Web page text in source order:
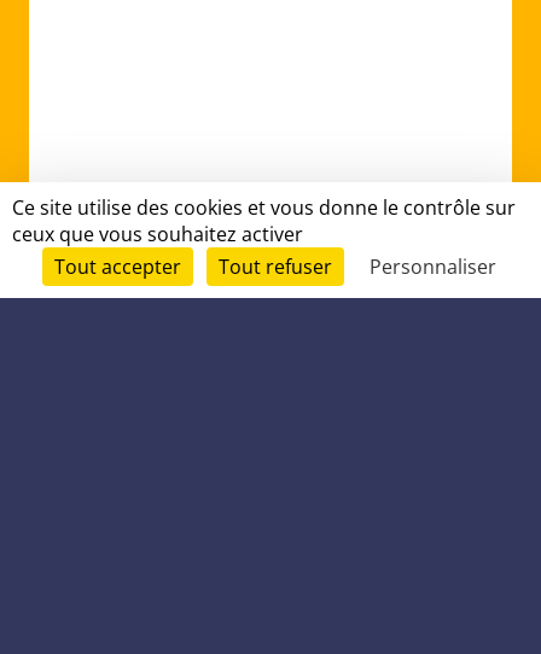
Ce site utilise des cookies et vous donne le contrôle sur
ceux que vous souhaitez activer
Tout accepter
Tout refuser Personnaliser